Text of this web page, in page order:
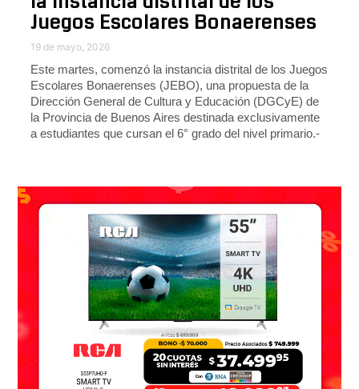
Juegos Escolares Bonaerenses
19 de mayo, 2026
Este martes, comenzó la instancia distrital de los Juegos
Escolares Bonaerenses (JEBO), una propuesta de la
Dirección General de Cultura y Educación (DGCyE) de
la Provincia de Buenos Aires destinada exclusivamente
a estudiantes que cursan el 6° grado del nivel primario.-